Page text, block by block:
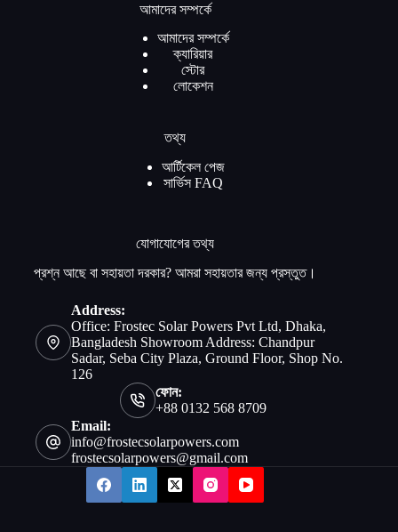
আমাদের সম্পর্কে
আমাদের সম্পর্কে
ক্যারিয়ার
স্টোর
লোকেশন
তথ্য
আর্টিকেল পেজ
সার্ভিস FAQ
যোগাযোগের তথ্য
প্রশ্ন আছে বা সহায়তা দরকার? আমরা সহায়তার জন্য প্রস্তুত।
Address:
Office: Frostec Solar Powers Pvt Ltd, Dhaka,
Bangladesh Showroom Address: Chandpur
Sadar, Seba City Plaza, Ground Floor, Shop No.
126
ফোন:
+88 0132 568 8709
Email:
info@frostecsolarpowers.com
frostecsolarpowers@gmail.com